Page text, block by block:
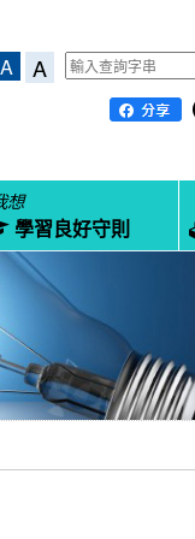
A A
想
學習良好守則